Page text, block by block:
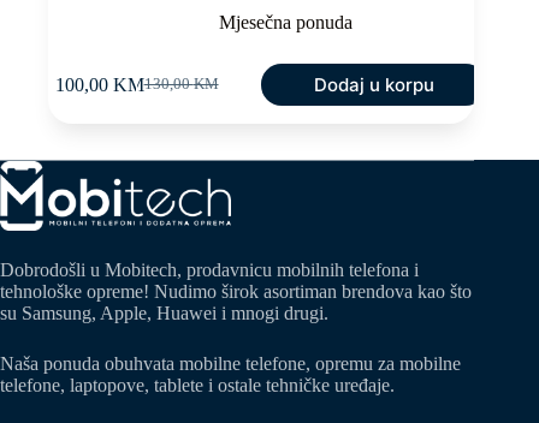
Mjesečna ponuda
130,00KM
Original
130,00 KM.
100,00 KMCurrent
100,00 KM.
Dodaj u korpu
Dobrodošli u Mobitech, prodavnicu mobilnih telefona i
tehnološke opreme! Nudimo širok asortiman brendova kao što
su Samsung, Apple, Huawei i mnogi drugi.
Naša ponuda obuhvata mobilne telefone, opremu za mobilne
telefone, laptopove, tablete i ostale tehničke uređaje.